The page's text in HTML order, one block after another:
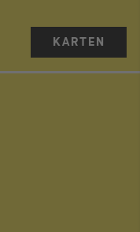
KARTEN